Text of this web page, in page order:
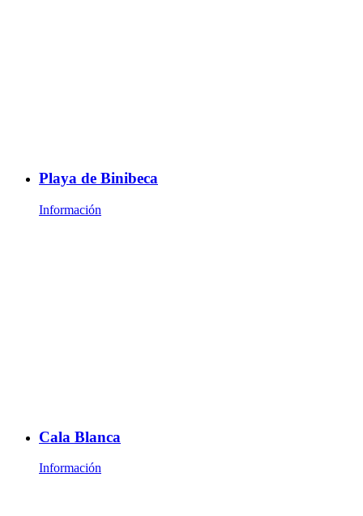
Playa de Binibeca
Información
Cala Blanca
Información